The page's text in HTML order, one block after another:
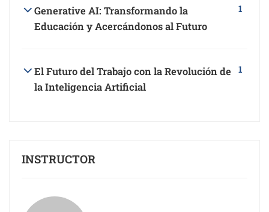
Generative AI: Transformando la
Educación y Acercándonos al Futuro
1
El Futuro del Trabajo con la Revolución de
la Inteligencia Artificial
1
INSTRUCTOR